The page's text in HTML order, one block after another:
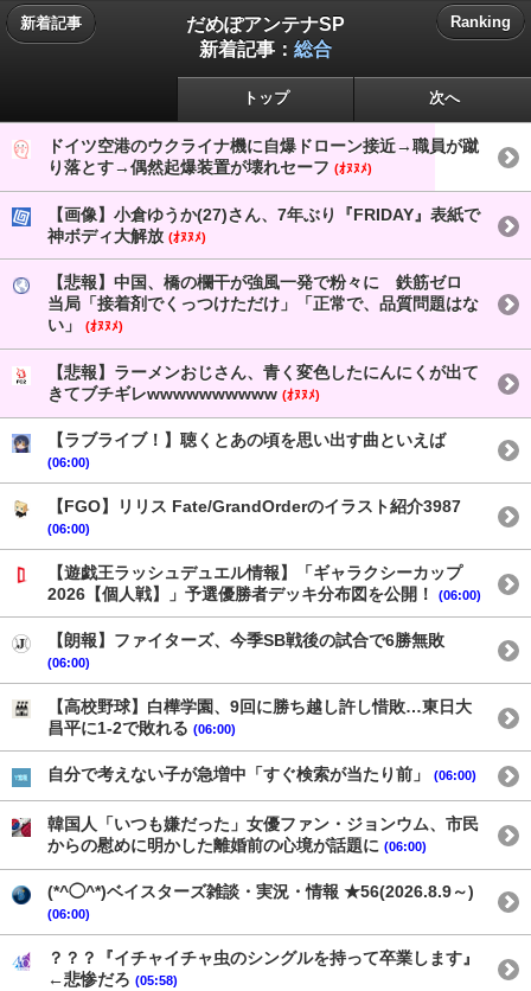
新着記事
だめぽアンテナSP
新着記事： 総合
Ranking
トップ 次へ
ドイツ空港のウクライナ機に自爆ドローン接近→職員が蹴
り落とす→偶然起爆装置が壊れセーフ (ｵﾇﾇﾒ)
【画像】小倉ゆうか(27)さん、7年ぶり『FRIDAY』表紙で
神ボディ大解放 (ｵﾇﾇﾒ)
【悲報】中国、橋の欄干が強風一発で粉々に 鉄筋ゼロ
当局「接着剤でくっつけただけ」「正常で、品質問題はな
い」
(ｵﾇﾇﾒ)
【悲報】ラーメンおじさん、青く変色したにんにくが出て
きてブチギレwwwwwwwwww (ｵﾇﾇﾒ)
【ラブライブ！】聴くとあの頃を思い出す曲といえば
(06:00)
【FGO】リリス Fate/GrandOrderのイラスト紹介3987
(06:00)
【遊戯王ラッシュデュエル情報】「ギャラクシーカップ
2026【個人戦】」予選優勝者デッキ分布図を公開！
(06:00)
【朗報】ファイターズ、今季SB戦後の試合で6勝無敗
(06:00)
【高校野球】白樺学園、9回に勝ち越し許し惜敗…東日大
昌平に1-2で敗れる (06:00)
自分で考えない子が急増中「すぐ検索が当たり前」 (06:00)
韓国人「いつも嫌だった」女優ファン・ジョンウム、市民
からの慰めに明かした離婚前の心境が話題に (06:00)
(*^◯^*)ベイスターズ雑談・実況・情報 ★56(2026.8.9～)
(06:00)
？？？『イチャイチャ虫のシングルを持って卒業します』
←悲惨だろ (05:58)